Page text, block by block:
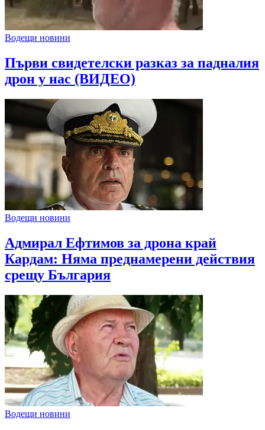
Водещи новини
Първи свидетелски разказ за падналия
дрон у нас (ВИДЕО)
Водещи новини
Адмирал Ефтимов за дрона край
Кардам: Няма преднамерени действия
срещу България
Водещи новини